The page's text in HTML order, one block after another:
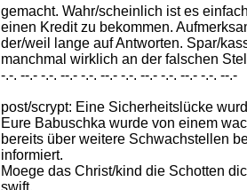
gemacht. Wahr/scheinlich ist es
einen Kredit zu bekommen.
der/weil lange auf Antworten. Spar/
manchmal wirklich an der falschen
-.-. --.- -.-. --.- -.-. --.- -.-. --.- -.-. --.- -.-. --.-
post/scrypt: Eine Sicherheitslücke
Eure Babuschka wurde von einem
bereits über weitere Schwachstellen
informiert.
Moege das Christ/kind die Schotten